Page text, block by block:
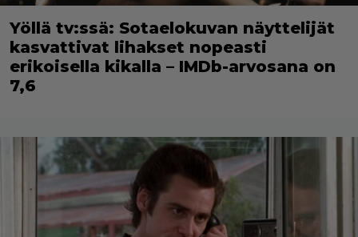
Yöllä tv:ssä: Sotaelokuvan näyttelijät
kasvattivat lihakset nopeasti
erikoisella kikalla – IMDb-arvosana on
7,6